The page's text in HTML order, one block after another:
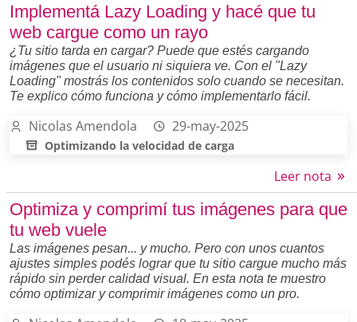
Implementá Lazy Loading y hacé que tu
web cargue como un rayo
¿Tu sitio tarda en cargar? Puede que estés cargando
imágenes que el usuario ni siquiera ve. Con el "Lazy
Loading" mostrás los contenidos solo cuando se necesitan.
Te explico cómo funciona y cómo implementarlo fácil.
Nicolas Amendola 29-may-2025
Optimizando la velocidad de carga
Leer nota
Optimiza y comprimí tus imágenes para que
tu web vuele
Las imágenes pesan... y mucho. Pero con unos cuantos
ajustes simples podés lograr que tu sitio cargue mucho más
rápido sin perder calidad visual. En esta nota te muestro
cómo optimizar y comprimir imágenes como un pro.